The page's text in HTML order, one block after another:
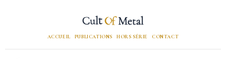
ACCUEIL PUBLICATIONS HORS SÉRIE CONTACT